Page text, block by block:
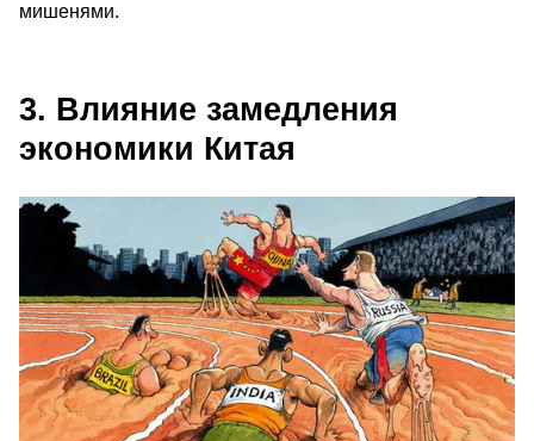
мишенями.
3. Влияние замедления
экономики Китая